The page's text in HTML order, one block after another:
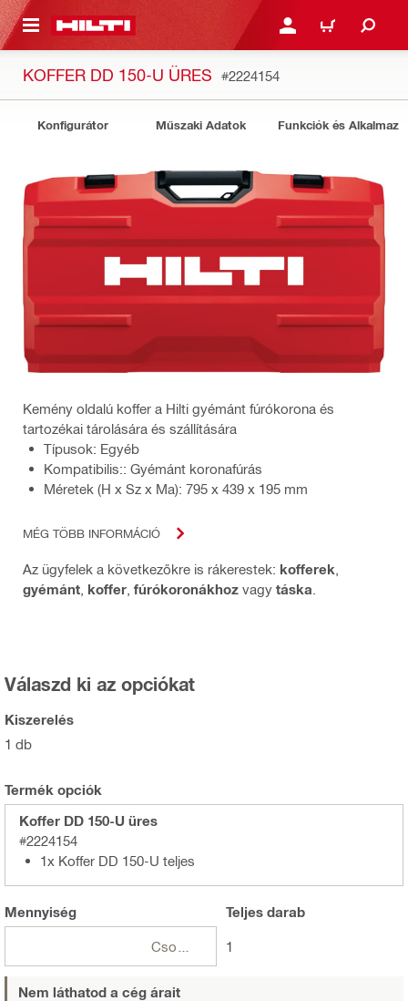
TARTALOMRA BEJELENTKEZÉS VAGY
KOSÁR
KOFFER DD 150-U ÜRES #2224154
Konfigurátor Műszaki Adatok Funkciók és
Kemény oldalú koffer a Hilti gyémánt fúrókorona és
tartozékai tárolására és szállítására
Típusok: Egyéb
Kompatibilis:: Gyémánt koronafúrás
Méretek (H x Sz x Ma): 795 x 439 x 195 mm
MÉG TÖBB INFORMÁCIÓ
Az ügyfelek a következőkre is rákerestek: kofferek
gyémánt koffer fúrókoronákhoz vagy táska
Válaszd ki az opciókat
Kiszerelés
1 db
Termék opciók
Koffer DD 150-U üres
#2224154
1x Koffer DD 150-U teljes
Mennyiség Teljesdarab
1
Nem láthatod a cég árait